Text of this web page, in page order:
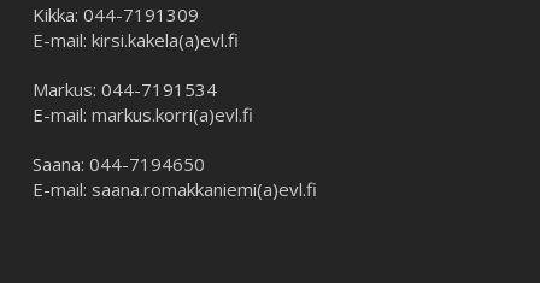
Kikka: 044-7191309
E-mail: kirsi.kakela(a)evl.fi
Markus: 044-7191534
E-mail: markus.korri(a)evl.fi
Saana: 044-7194650
E-mail: saana.romakkaniemi(a)evl.fi